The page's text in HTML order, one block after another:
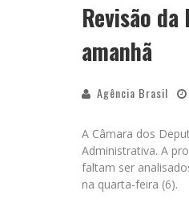
Revisão
amanhã
Agência Brasil
A Câmara dos
Administrativa. A
faltam ser
na quarta-feira (6).